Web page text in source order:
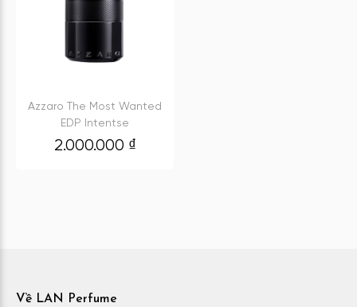
Azzaro The Most Wanted
EDP Intentse
2.000.000 ₫
Về LAN Perfume